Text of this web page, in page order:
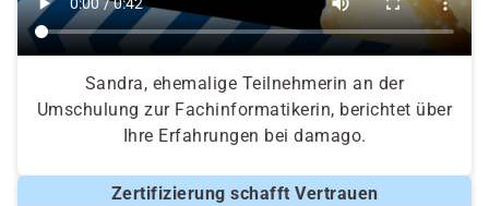
Sandra, ehemalige Teilnehmerin an der
Umschulung zur Fachinformatikerin, berichtet über
Ihre Erfahrungen bei damago.
Zertifizierung schafft Vertrauen